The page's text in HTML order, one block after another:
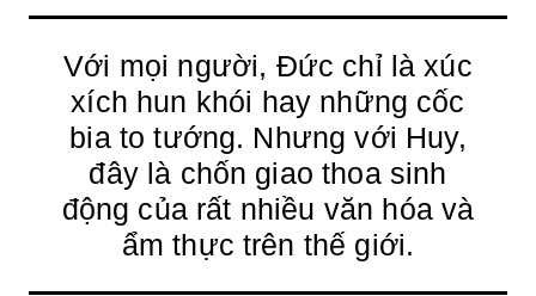
Với mọi người, Đức chỉ là xúc
xích hun khói hay những cốc
bia to tướng. Nhưng với Huy,
đây là chốn giao thoa sinh
động của rất nhiều văn hóa và
ẩm thực trên thế giới.